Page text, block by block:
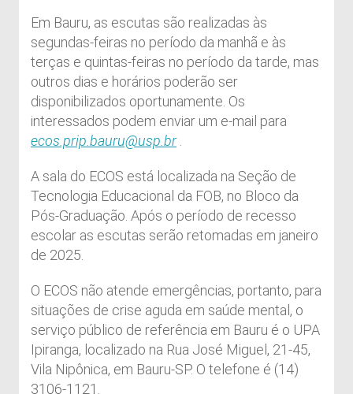
Em Bauru, as escutas são realizadas às
segundas-feiras no período da manhã e às
terças e quintas-feiras no período da tarde, mas
outros dias e horários poderão ser
disponibilizados oportunamente. Os
interessados podem enviar um e-mail para
ecos.prip.bauru@usp.br.
A sala do ECOS está localizada na Seção de
Tecnologia Educacional da FOB, no Bloco da
Pós-Graduação. Após o período de recesso
escolar as escutas serão retomadas em janeiro
de 2025.
O ECOS não atende emergências, portanto, para
situações de crise aguda em saúde mental, o
serviço público de referência em Bauru é o UPA
Ipiranga, localizado na Rua José Miguel, 21-45,
Vila Nipônica, em Bauru-SP. O telefone é (14)
3106-1121.